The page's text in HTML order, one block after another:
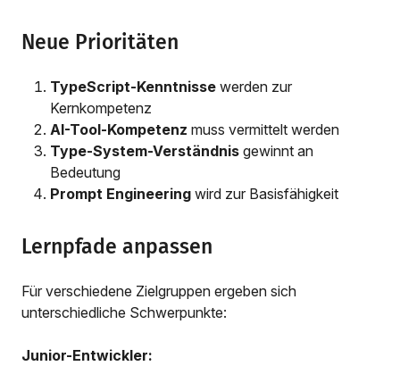
Neue Prioritäten
TypeScript-Kenntnisse werden zur
Kernkompetenz
AI-Tool-Kompetenz muss vermittelt werden
Type-System-Verständnis gewinnt an
Bedeutung
Prompt Engineering wird zur Basisfähigkeit
Lernpfade anpassen
Für verschiedene Zielgruppen ergeben sich
unterschiedliche Schwerpunkte:
Junior-Entwickler: